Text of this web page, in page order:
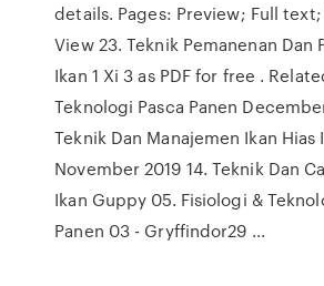
details. Pages: Preview; Full
View 23. Teknik Pemanenan Dan
Ikan 1 Xi 3 as PDF for free .
Teknologi Pasca Panen
Teknik Dan Manajemen Ikan Hias
November 2019 14. Teknik Dan
Ikan Guppy 05. Fisiologi &
Panen 03 - Gryffindor29 ...